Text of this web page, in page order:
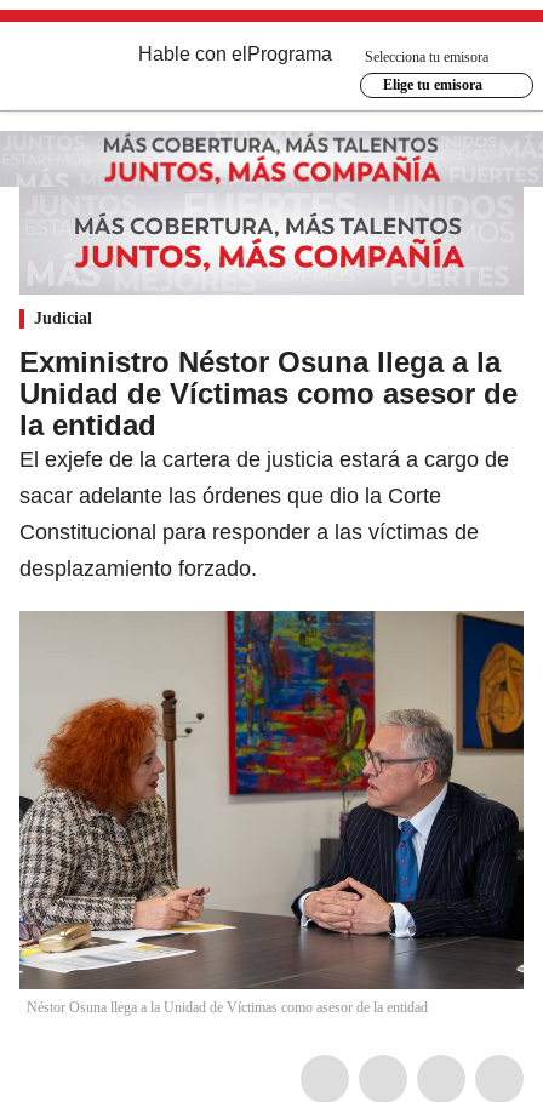
Hable con el Programa
Selecciona tu emisora
Elige tu emisora
Judicial
Exministro Néstor Osuna llega a la
Unidad de Víctimas como asesor de
la entidad
El exjefe de la cartera de justicia estará a cargo de
sacar adelante las órdenes que dio la Corte
Constitucional para responder a las víctimas de
desplazamiento forzado.
Néstor Osuna llega a la Unidad de Víctimas como asesor de la entidad